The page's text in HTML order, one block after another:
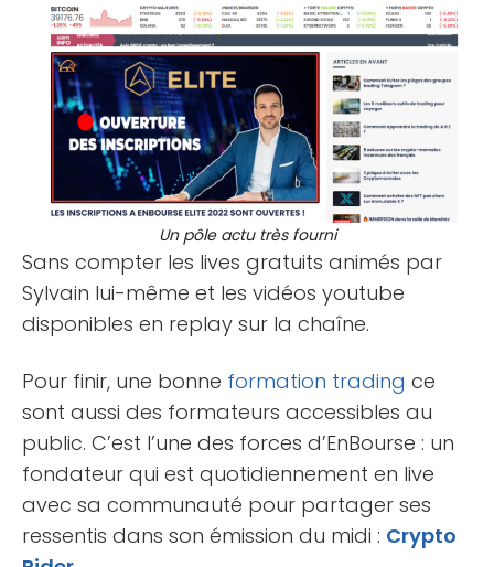
Un pôle actu très fourni
Sans compter les lives gratuits animés par
Sylvain lui-même et les vidéos youtube
disponibles en replay sur la chaîne.
Pour finir, une bonne formation trading ce
sont aussi des formateurs accessibles au
public. C’est l’une des forces d’EnBourse : un
fondateur qui est quotidiennement en live
avec sa communauté pour partager ses
ressentis dans son émission du midi : Crypto